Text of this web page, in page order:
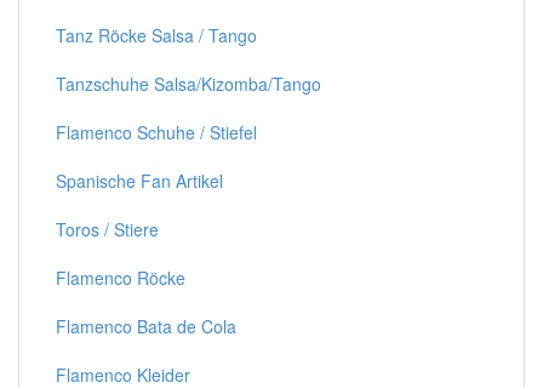
Tanz Röcke Salsa / Tango
Tanzschuhe Salsa/Kizomba/Tango
Flamenco Schuhe / Stiefel
Spanische Fan Artikel
Toros / Stiere
Flamenco Röcke
Flamenco Bata de Cola
Flamenco Kleider